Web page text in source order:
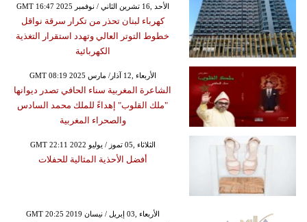
GMT 16:47 2025 الأحد ,16 تشرين الثاني / نوفمبر
كهرباء لبنان تحذر من تكرار سرقة نواقل
خطوط التوتر العالي وتهدد استقرار التغذية
الكهربائية
GMT 08:19 2025 الأربعاء ,12 آذار/ مارس
الشاعرة المغربية سناء الحافي تصدر ديوانها
"ملك القلوب" إهداءً للملك محمد السادس
والصحراء المغربية
GMT 22:11 2022 الثلاثاء ,05 تموز / يوليو
أفضل الأحذية المثالية للحفلات
GMT 20:25 2019 الأربعاء ,03 إبريل / نيسان